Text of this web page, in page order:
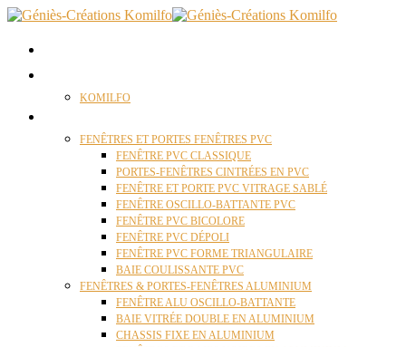
KOMILFO
FENÊTRES ET PORTES FENÊTRES PVC
FENÊTRE PVC CLASSIQUE
PORTES-FENÊTRES CINTRÉES EN PVC
FENÊTRE ET PORTE PVC VITRAGE SABLÉ
FENÊTRE OSCILLO-BATTANTE PVC
FENÊTRE PVC BICOLORE
FENÊTRE PVC DÉPOLI
FENÊTRE PVC FORME TRIANGULAIRE
BAIE COULISSANTE PVC
FENÊTRES & PORTES-FENÊTRES ALUMINIUM
FENÊTRE ALU OSCILLO-BATTANTE
BAIE VITRÉE DOUBLE EN ALUMINIUM
CHASSIS FIXE EN ALUMINIUM